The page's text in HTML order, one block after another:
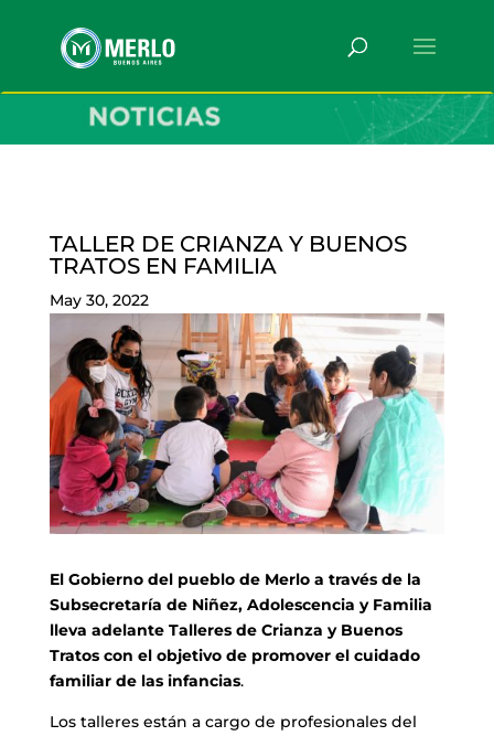
TALLER DE CRIANZA Y BUENOS
TRATOS EN FAMILIA
May 30, 2022
El Gobierno del pueblo de Merlo a través de la
Subsecretaría de Niñez, Adolescencia y Familia
lleva adelante Talleres de Crianza y Buenos
Tratos con el objetivo de promover el cuidado
familiar de las infancias.
Los talleres están a cargo de profesionales del